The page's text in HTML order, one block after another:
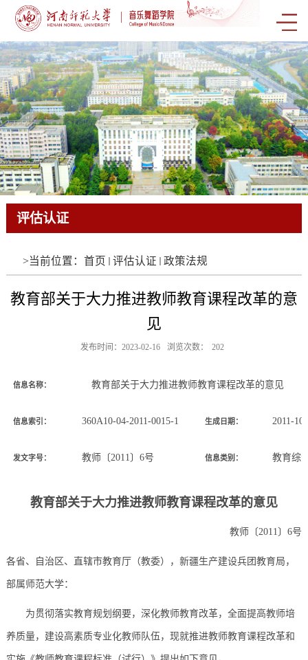
评估认证
评估认证
评估认证
评估认证
评估认证
评估认证
评估认证
评估认证
评估认证
评估认证
评估认证
评估认证
评估认证
评估认证
评估认证
评估认证
评估认证
评估认证
评估认证
评估认证
评估认证
评估认证
评估认证
评估认证
评估认证
评估认证
评估认证
评估认证
评估认证
评估认证
评估认证
评估认证
评估认证
评估认证
评估认证
评估认证
评估认证
评估认证
评估认证
评估认证
评估认证
评估认证
评估认证
评估认证
评估认证
评估认证
评估认证
评估认证
评估认证
评估认证
评估认证
评估认证
评估认证
评估认证
评估认证
评估认证
评估认证
评估认证
评估认证
评估认证
评估认证
评估认证
评估认证
评估认证
评估认证
评估认证
评估认证
评估认证
评估认证
评估认证
评估认证
评估认证
评估认证
评估认证
评估认证
评估认证
评估认证
评估认证
评估认证
评估认证
评估认证
评估认证
评估认证
评估认证
评估认证
评估认证
评估认证
评估认证
评估认证
评估认证
评估认证
评估认证
评估认证
评估认证
评估认证
评估认证
评估认证
评估认证
评估认证
评估认证
评估认证
评估认证
评估认证
评估认证
评估认证
评估认证
评估认证
评估认证
评估认证
评估认证
评估认证